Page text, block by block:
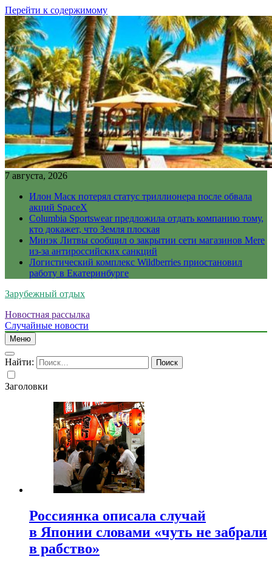
Перейти к содержимому
7 августа, 2026
Илон Маск потерял статус триллионера после обвала
акций SpaceX
Columbia Sportswear предложила отдать компанию тому,
кто докажет, что Земля плоская
Минэк Литвы сообщил о закрытии сети магазинов Mere
из-за антироссийских санкций
Логистический комплекс Wildberries приостановил
работу в Екатеринбурге
Зарубежный отдых
Новостная рассылка
Случайные новости
Меню
Найти:
Заголовки
Россиянка описала случай
в Японии словами «чуть не забрали
в рабство»